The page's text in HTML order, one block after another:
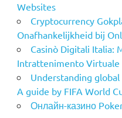
Websites
Cryptocurrency
Onafhankelijkheid bij
Casinò Digitali Italia:
Intrattenimento Virtuale
Understanding
A guide by FIFA World
Онлайн-казино